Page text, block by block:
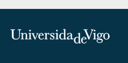
Universidade de Vigo